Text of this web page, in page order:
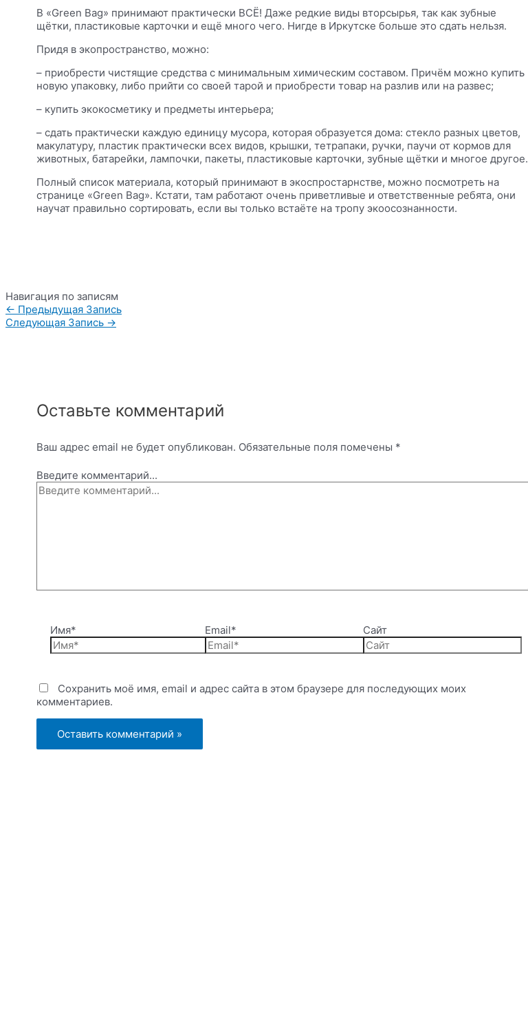
В «Green Bag» принимают практически ВСЁ! Даже редкие виды вторсырья, так как зубные
щётки, пластиковые карточки и ещё много чего. Нигде в Иркутске больше это сдать нельзя.
Придя в экопространство, можно:
– приобрести чистящие средства с минимальным химическим составом. Причём можно купить
новую упаковку, либо прийти со своей тарой и приобрести товар на разлив или на развес;
– купить экокосметику и предметы интерьера;
– сдать практически каждую единицу мусора, которая образуется дома: стекло разных цветов,
макулатуру, пластик практически всех видов, крышки, тетрапаки, ручки, паучи от кормов для
животных, батарейки, лампочки, пакеты, пластиковые карточки, зубные щётки и многое другое.
Полный список материала, который принимают в экоспростарнстве, можно посмотреть на
странице «Green Bag». Кстати, там работают очень приветливые и ответственные ребята, они
научат правильно сортировать, если вы только встаёте на тропу экоосознанности.
Навигация по записям
← Предыдущая Запись
Следующая Запись →
Оставьте комментарий
Ваш адрес email не будет опубликован. Обязательные поля помечены *
Введите комментарий...
Имя* Email* Сайт
Сохранить моё имя, email и адрес сайта в этом браузере для последующих моих
комментариев.